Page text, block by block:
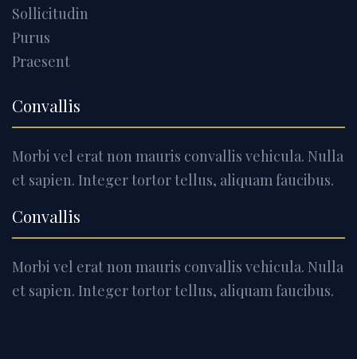
Sollicitudin
Purus
Praesent
Convallis
Morbi vel erat non mauris convallis vehicula. Nulla
et sapien. Integer tortor tellus, aliquam faucibus.
Convallis
Morbi vel erat non mauris convallis vehicula. Nulla
et sapien. Integer tortor tellus, aliquam faucibus.